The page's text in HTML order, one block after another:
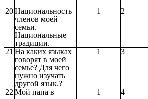
20Национальность
членов моей
семьи.
Национальные
традиции.
1 2
21 На каких языках
говорят в моей
семье? Для чего
нужно изучать
другой язык.?
1 3
22 Мой папа в
1 4